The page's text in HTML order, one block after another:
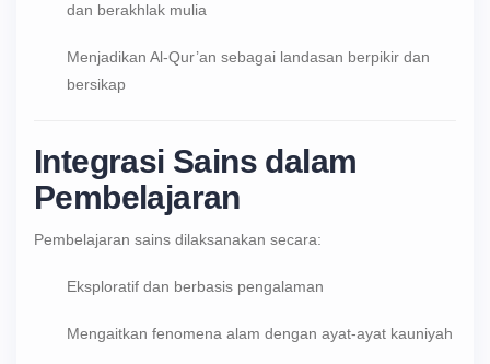
dan berakhlak mulia
Menjadikan Al-Qur’an sebagai landasan berpikir dan
bersikap
Integrasi Sains dalam
Pembelajaran
Pembelajaran sains dilaksanakan secara:
Eksploratif dan berbasis pengalaman
Mengaitkan fenomena alam dengan ayat-ayat kauniyah